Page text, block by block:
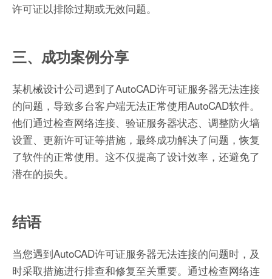
许可证以排除过期或无效问题。
三、成功案例分享
某机械设计公司遇到了AutoCAD许可证服务器无法连接
的问题，导致多台客户端无法正常使用AutoCAD软件。
他们通过检查网络连接、验证服务器状态、调整防火墙
设置、更新许可证等措施，最终成功解决了问题，恢复
了软件的正常使用。这不仅提高了设计效率，还避免了
潜在的损失。
结语
当您遇到AutoCAD许可证服务器无法连接的问题时，及
时采取措施进行排查和修复至关重要。通过检查网络连